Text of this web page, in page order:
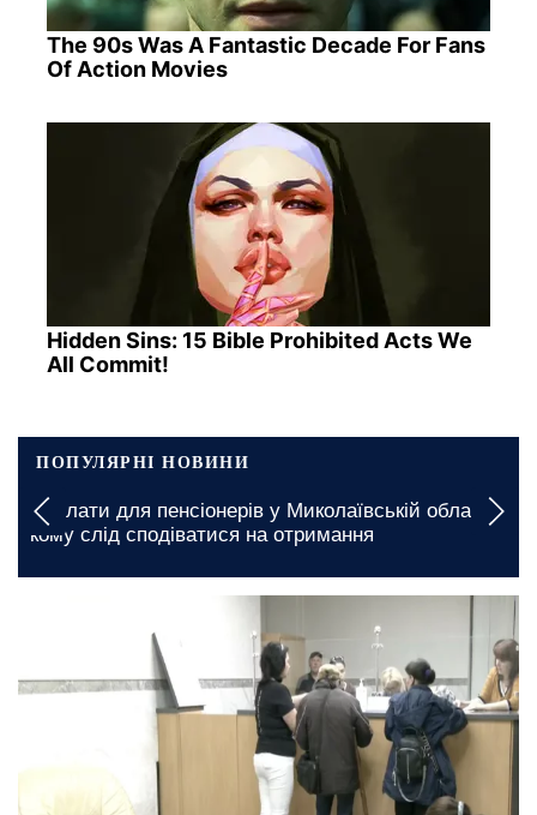
The 90s Was A Fantastic Decade For Fans
Of Action Movies
Hidden Sins: 15 Bible Prohibited Acts We
All Commit!
ПОПУЛЯРНІ НОВИНИ
Доплати для пенсіонерів у Миколаївській області:
кому слід сподіватися на отримання